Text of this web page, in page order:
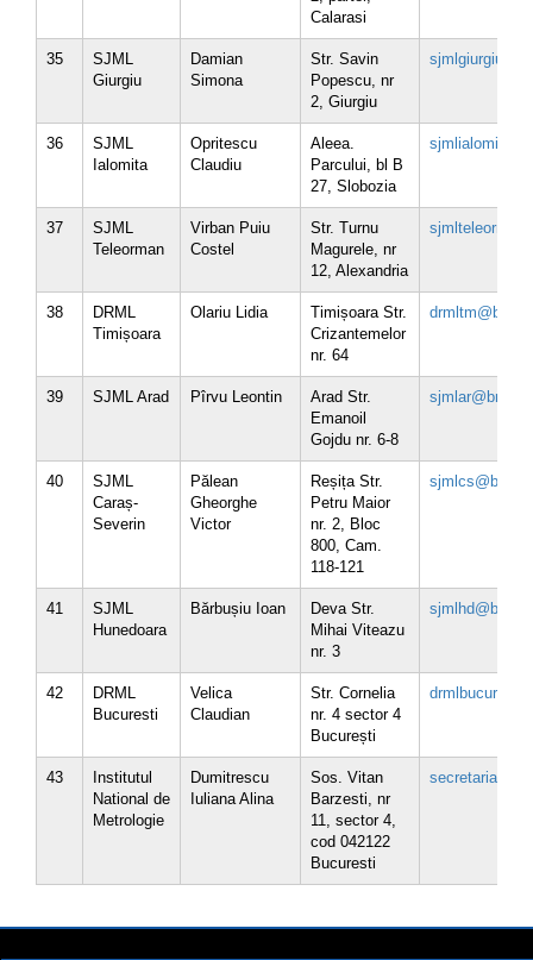
Calarasi
35
SJML
Giurgiu
Damian
Simona
Str. Savin
Popescu, nr
2, Giurgiu
36
SJML
Ialomita
Opritescu
Claudiu
Aleea.
Parcului, bl B
27, Slobozia
37
SJML
Teleorman
Virban Puiu
Costel
Str. Turnu
Magurele, nr
12, Alexandria
38
DRML
Timișoara
Olariu Lidia
Timișoara Str.
Crizantemelor
nr. 64
39 SJML Arad Pîrvu Leontin
Arad Str.
Emanoil
Gojdu nr. 6-8
sjmlar@brml.ro
40
SJML
Caraș-
Severin
Pălean
Gheorghe
Victor
Reșița Str.
Petru Maior
nr. 2, Bloc
800, Cam.
118-121
41
SJML
Hunedoara
Bărbușiu Ioan
Deva Str.
Mihai Viteazu
nr. 3
42
DRML
Bucuresti
Velica
Claudian
Str. Cornelia
nr. 4 sector 4
București
43
Institutul
National de
Metrologie
Dumitrescu
Iuliana Alina
Sos. Vitan
Barzesti, nr
11, sector 4,
cod 042122
Bucuresti